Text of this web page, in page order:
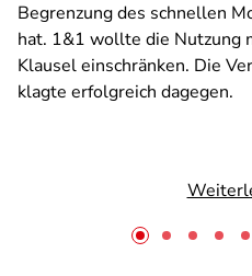
Begrenzung des schnellen
hat. 1&1 wollte die Nutzung
Klausel einschränken. Die
klagte erfolgreich dagegen.